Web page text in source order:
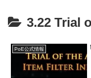
3.22 Trial
PoE公式情報